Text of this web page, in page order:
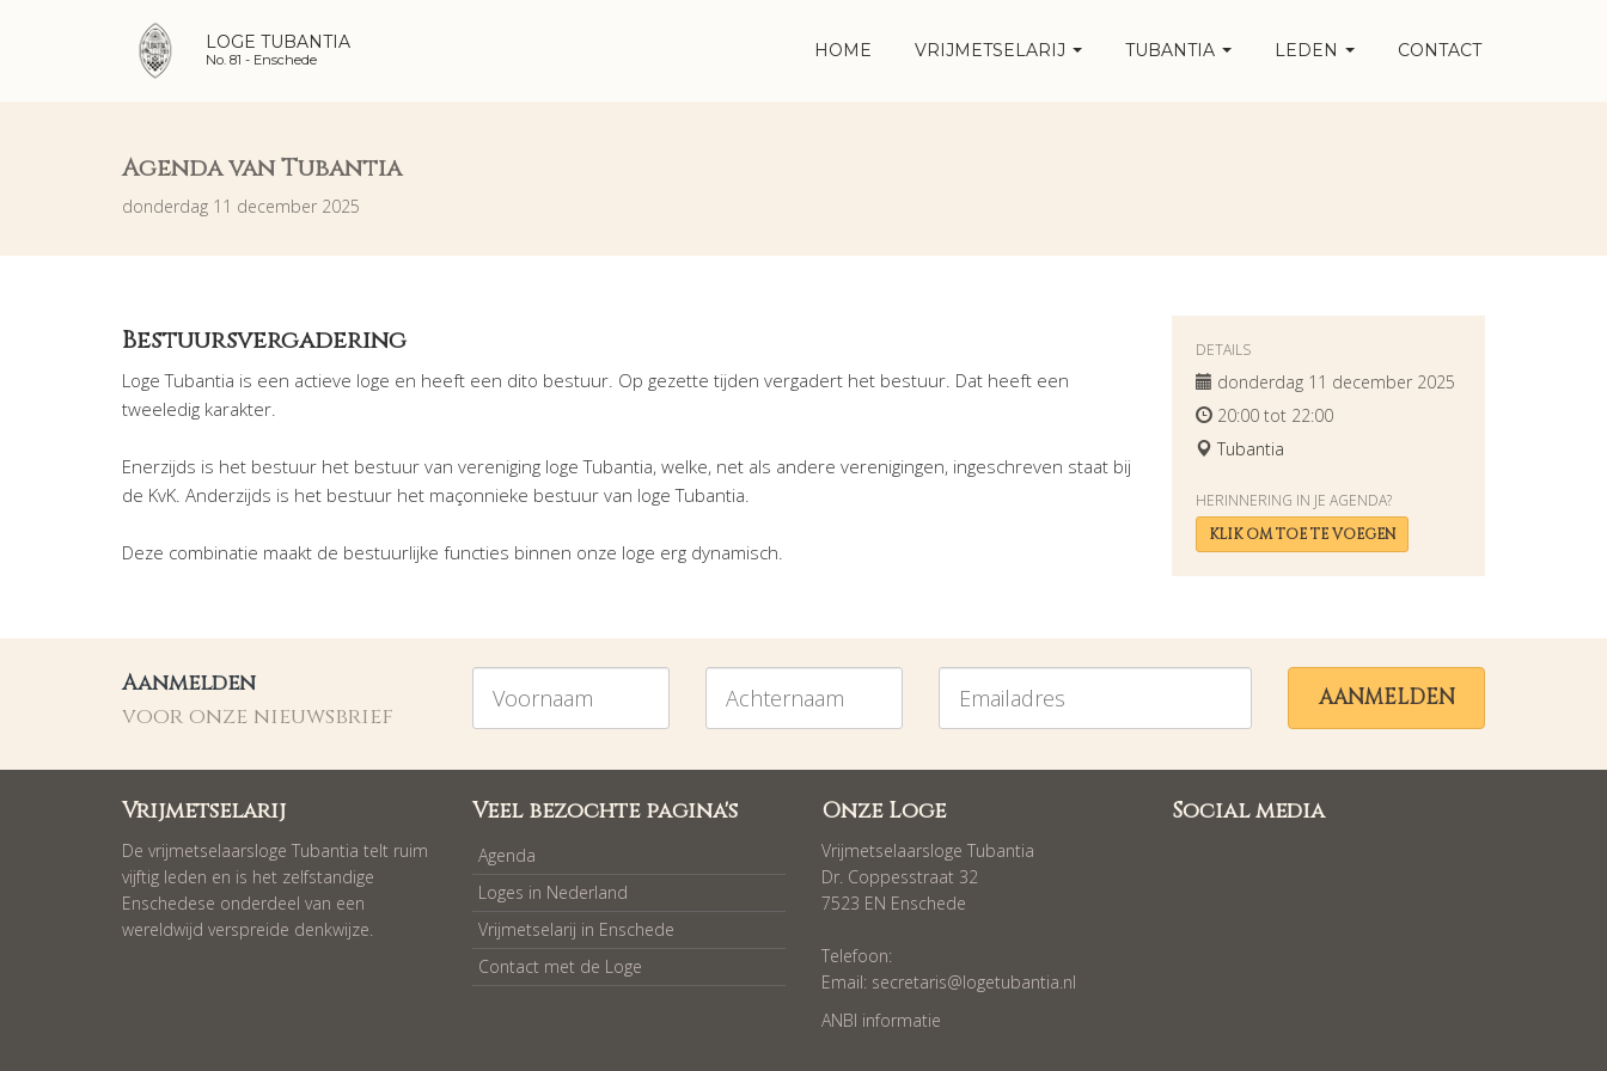
LOGE TUBANTIA
No. 81 - Enschede HOME VRIJMETSELARIJ TUBANTIA LEDEN CONTACT
Agenda van Tubantia
donderdag 11 december 2025
Bestuursvergadering
Loge Tubantia is een actieve loge en heeft een dito bestuur. Op gezette tijden vergadert het bestuur. Dat heeft een
tweeledig karakter.
Enerzijds is het bestuur het bestuur van vereniging loge Tubantia, welke, net als andere verenigingen, ingeschreven staat bij
de KvK. Anderzijds is het bestuur het maçonnieke bestuur van loge Tubantia.
Deze combinatie maakt de bestuurlijke functies binnen onze loge erg dynamisch.
DETAILS
donderdag 11 december 2025
20:00 tot 22:00
Tubantia
HERINNERING IN JE AGENDA?
KLIK OM TOE TE VOEGEN
Aanmelden
voor onze nieuwsbrief
Voornaam Achternaam Emailadres
AANMELDEN
Vrijmetselarij
De vrijmetselaarsloge Tubantia telt ruim
vijftig leden en is het zelfstandige
Enschedese onderdeel van een
wereldwijd verspreide denkwijze.
Veel bezochte pagina's
Agenda
Loges in Nederland
Vrijmetselarij in Enschede
Contact met de Loge
Onze Loge
Vrijmetselaarsloge Tubantia
Dr. Coppesstraat 32
7523 EN Enschede
Telefoon:
Email: secretaris@logetubantia.nl
ANBI informatie
Social media